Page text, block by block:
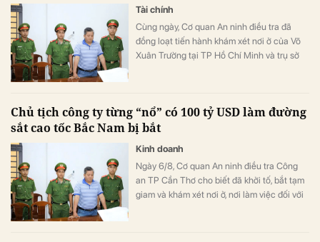
Tài chính
Cùng ngày, Cơ quan An ninh điều tra đã
đồng loạt tiến hành khám xét nơi ở của Võ
Xuân Trường tại TP Hồ Chí Minh và trụ sở
Chủ tịch công ty từng “nổ” có 100 tỷ USD làm đường
sắt cao tốc Bắc Nam bị bắt
Kinh doanh
Ngày 6/8, Cơ quan An ninh điều tra Công
an TP Cần Thơ cho biết đã khởi tố, bắt tạm
giam và khám xét nơi ở, nơi làm việc đối với